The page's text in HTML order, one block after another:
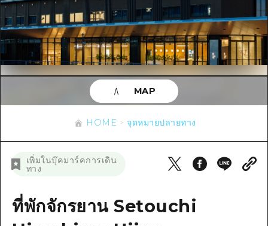
งานอีเว้นท์ / เทศกาล
อาหารรสเลิศ / สุรา
การปั่นจักรยาน
ช้อปปิ้ง
กีฬา
สถานบันเทิงยามค่ำคืน
มาตรฐาน
ฮิโรชิม่า โมชิ โมชิ ทราเวล
บริเวณรอบเมืองฮิโรชิม่า
อากิ
บิงโก
บริเวณรอบๆ มิยาจิมะ
บริเวณรอบเมืองฮิโรชิม่า
อากิ
บิงโก
บิโฮคุ
เกโฮคุ
อีเว้นท์
ข้อมูลตามฤดูกาล
ข้อมูลที่เป็นประโยชน์
รายการ
เข้าถึงเข้าถึง
สรุปการจราจรรอง
ตั๋วเที่ยวคุ้มค่าตั๋วเที่ยวคุ้มค่า
ข่าว
HOME จุดหมายปลายทาง
เพิ่มในบุ๊คมาร์คการเดิน
ทาง
ที่พักจักรยาน Setouchi
MAP